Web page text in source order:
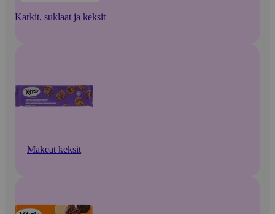
Karkit, suklaat ja keksit
Makeat keksit